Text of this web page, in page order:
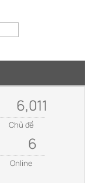
6,011
Chủ đề
6
Online